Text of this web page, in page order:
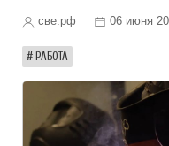
све.рф 06 июня
РАБОТА